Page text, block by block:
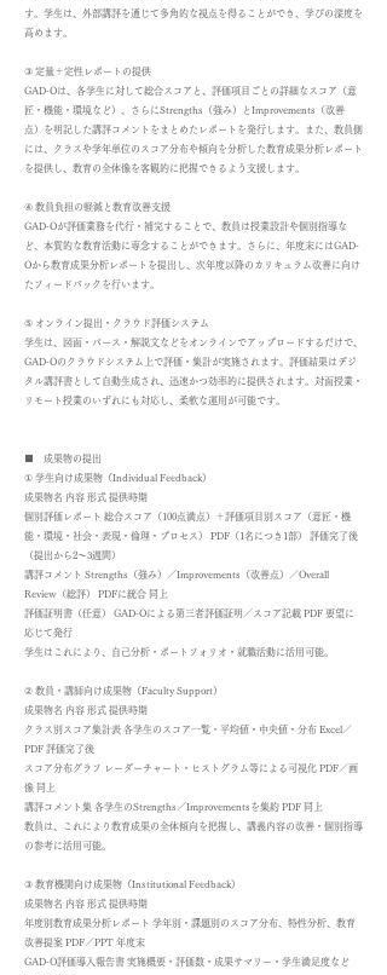
す。学生は、外部講評を通じて多角的な視点を得ることができ、学びの深度を
高めます。
③ 定量＋定性レポートの提供
GAD-Oは、各学生に対して総合スコアと、評価項目ごとの詳細なスコア（意
匠・機能・環境など）、さらにStrengths（強み）とImprovements（改善
点）を明記した講評コメントをまとめたレポートを発行します。また、教員側
には、クラスや学年単位のスコア分布や傾向を分析した教育成果分析レポート
を提供し、教育の全体像を客観的に把握できるよう支援します。
④ 教員負担の軽減と教育改善支援
GAD-Oが評価業務を代行・補完することで、教員は授業設計や個別指導な
ど、本質的な教育活動に専念することができます。さらに、年度末にはGAD-
Oから教育成果分析レポートを提出し、次年度以降のカリキュラム改善に向け
たフィードバックを行います。
⑤ オンライン提出・クラウド評価システム
学生は、図面・パース・解説文などをオンラインでアップロードするだけで、
GAD-Oのクラウドシステム上で評価・集計が実施されます。評価結果はデジ
タル講評書として自動生成され、迅速かつ効率的に提供されます。対面授業・
リモート授業のいずれにも対応し、柔軟な運用が可能です。
■ 成果物の提出
① 学生向け成果物（Individual Feedback）
成果物名 内容 形式 提供時期
個別評価レポート 総合スコア（100点満点）＋評価項目別スコア（意匠・機
能・環境・社会・表現・倫理・プロセス） PDF（1名につき1部） 評価完了後
（提出から2〜3週間）
講評コメント Strengths（強み）／Improvements（改善点）／Overall
Review（総評） PDFに統合 同上
評価証明書（任意） GAD-Oによる第三者評価証明／スコア記載 PDF 要望に
応じて発行
学生はこれにより、自己分析・ポートフォリオ・就職活動に活用可能。
② 教員・講師向け成果物（Faculty Support）
成果物名 内容 形式 提供時期
クラス別スコア集計表 各学生のスコア一覧・平均値・中央値・分布 Excel／
PDF 評価完了後
スコア分布グラフ レーダーチャート・ヒストグラム等による可視化 PDF／画
像 同上
講評コメント集 各学生のStrengths／Improvementsを集約 PDF 同上
教員は、これにより教育成果の全体傾向を把握し、講義内容の改善・個別指導
の参考に活用可能。
③ 教育機関向け成果物（Institutional Feedback）
成果物名 内容 形式 提供時期
年度別教育成果分析レポート 学年別・課題別のスコア分布、特性分析、教育
改善提案 PDF／PPT 年度末
GAD-O評価導入報告書 実施概要・評価数・成果サマリー・学生満足度など